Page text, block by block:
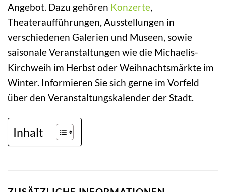
Angebot. Dazu gehören Konzerte,
Theateraufführungen, Ausstellungen in
verschiedenen Galerien und Museen, sowie
saisonale Veranstaltungen wie die Michaelis-
Kirchweih im Herbst oder Weihnachtsmärkte im
Winter. Informieren Sie sich gerne im Vorfeld
über den Veranstaltungskalender der Stadt.
Inhalt